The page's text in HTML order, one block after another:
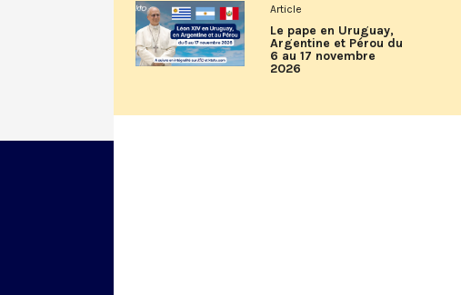
Article
Le pape en Uruguay,
Argentine et Pérou du
6 au 17 novembre
2026